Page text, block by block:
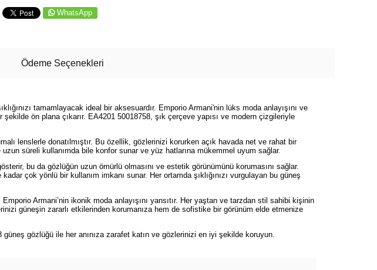
WhatsApp
Ödeme Seçenekleri
tamamlayacak ideal bir aksesuardır. Emporio Armani'nin lüks moda anlayışını ve
ön plana çıkarır. EA4201 50018758, şık çerçeve yapısı ve modern çizgileriyle
lenslerle donatılmıştır. Bu özellik, gözlerinizi korurken açık havada net ve rahat bir
süreli kullanımda bile konfor sunar ve yüz hatlarına mükemmel uyum sağlar.
bu da gözlüğün uzun ömürlü olmasını ve estetik görünümünü korumasını sağlar.
çok yönlü bir kullanım imkanı sunar. Her ortamda şıklığınızı vurgulayan bu güneş
Armani’nin ikonik moda anlayışını yansıtır. Her yaştan ve tarzdan stil sahibi kişinin
güneşin zararlı etkilerinden korumanıza hem de sofistike bir görünüm elde etmenize
gözlüğü ile her anınıza zarafet katın ve gözlerinizi en iyi şekilde koruyun.